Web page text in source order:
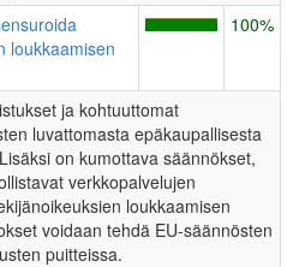
loukkaamisen
100%
ja kohtuuttomat
luvattomasta epäkaupallisesta
on kumottava säännökset,
verkkopalvelujen
loukkaamisen
voidaan tehdä EU-säännösten
puitteissa.